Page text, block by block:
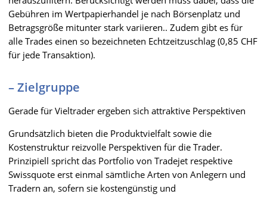
Gebühren im Wertpapierhandel je nach Börsenplatz und
Betragsgröße mitunter stark variieren.. Zudem gibt es für
alle Trades einen so bezeichneten Echtzeitzuschlag (0,85 CHF
für jede Transaktion).
– Zielgruppe
Gerade für Vieltrader ergeben sich attraktive Perspektiven
Grundsätzlich bieten die Produktvielfalt sowie die
Kostenstruktur reizvolle Perspektiven für die Trader.
Prinzipiell spricht das Portfolio von Tradejet respektive
Swissquote erst einmal sämtliche Arten von Anlegern und
Tradern an, sofern sie kostengünstig und